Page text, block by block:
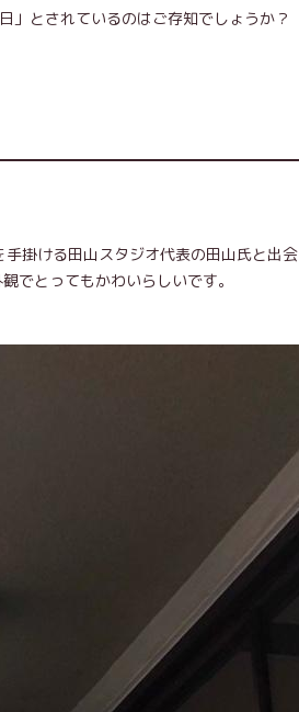
」とされているのはご存知でしょうか？
掛ける田山スタジオ代表の田山氏と出会
でとってもかわいらしいです。